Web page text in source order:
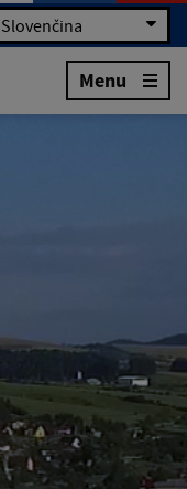
Slovenčina
Menu